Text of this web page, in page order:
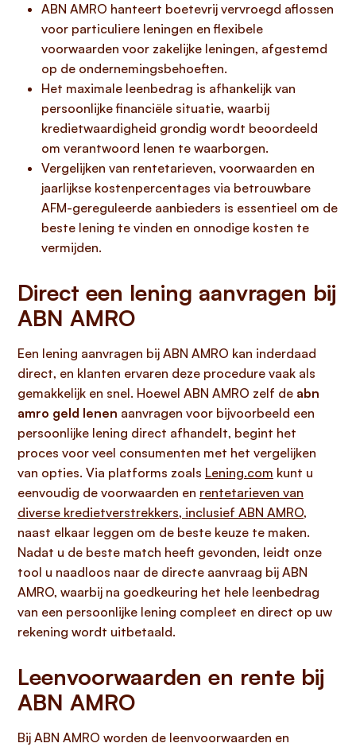
ABN AMRO hanteert boetevrij vervroegd aflossen
voor particuliere leningen en flexibele
voorwaarden voor zakelijke leningen, afgestemd
op de ondernemingsbehoeften.
Het maximale leenbedrag is afhankelijk van
persoonlijke financiële situatie, waarbij
kredietwaardigheid grondig wordt beoordeeld
om verantwoord lenen te waarborgen.
Vergelijken van rentetarieven, voorwaarden en
jaarlijkse kostenpercentages via betrouwbare
AFM-gereguleerde aanbieders is essentieel om de
beste lening te vinden en onnodige kosten te
vermijden.
Direct een lening aanvragen bij
ABN AMRO
Een lening aanvragen bij ABN AMRO kan inderdaad
direct, en klanten ervaren deze procedure vaak als
gemakkelijk en snel. Hoewel ABN AMRO zelf de abn
amro geld lenen aanvragen voor bijvoorbeeld een
persoonlijke lening direct afhandelt, begint het
proces voor veel consumenten met het vergelijken
van opties. Via platforms zoals Lening.com kunt u
eenvoudig de voorwaarden en rentetarieven van
diverse kredietverstrekkers, inclusief ABN AMRO,
naast elkaar leggen om de beste keuze te maken.
Nadat u de beste match heeft gevonden, leidt onze
tool u naadloos naar de directe aanvraag bij ABN
AMRO, waarbij na goedkeuring het hele leenbedrag
van een persoonlijke lening compleet en direct op uw
rekening wordt uitbetaald.
Leenvoorwaarden en rente bij
ABN AMRO
Bij ABN AMRO worden de leenvoorwaarden en